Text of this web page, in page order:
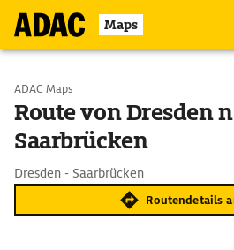
Maps
Start wählen
Ziel eingeben
ADAC Maps
Route von Dresden
Saarbrücken
Dresden - Saarbrücken
Routendetails